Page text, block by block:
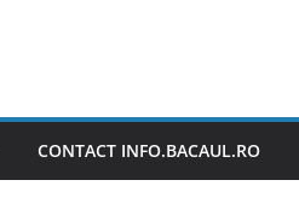
CONTACT INFO.BACAUL.RO